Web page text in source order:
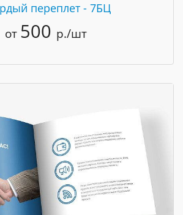
переплет - 7БЦ
от 500 р./шт